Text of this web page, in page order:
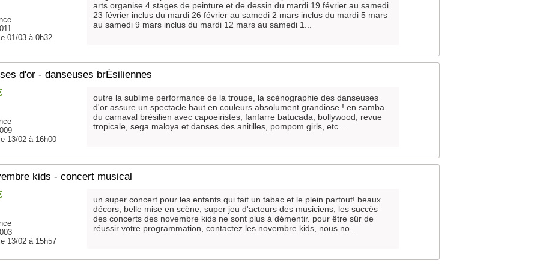
01/03 à 0h32
arts organise 4 stages de peinture et de dessin du mardi 19 février au samedi
23 février inclus du mardi 26 février au samedi 2 mars inclus du mardi 5 mars
au samedi 9 mars inclus du mardi 12 mars au samedi 1...
d'or - danseuses brÉsiliennes
13/02 à 16h00
outre la sublime performance de la troupe, la scénographie des danseuses
d'or assure un spectacle haut en couleurs absolument grandiose ! en samba
du carnaval brésilien avec capoeiristes, fanfarre batucada, bollywood, revue
tropicale, sega maloya et danses des anitilles, pompom girls, etc....
kids - concert musical
13/02 à 15h57
un super concert pour les enfants qui fait un tabac et le plein partout! beaux
décors, belle mise en scène, super jeu d'acteurs des musiciens, les succès
des concerts des novembre kids ne sont plus à démentir. pour être sûr de
réussir votre programmation, contactez les novembre kids, nous no...